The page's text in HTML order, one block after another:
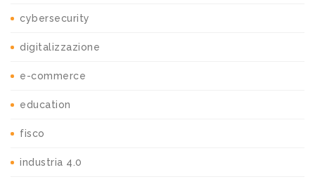
cybersecurity
digitalizzazione
e-commerce
education
fisco
industria 4.0